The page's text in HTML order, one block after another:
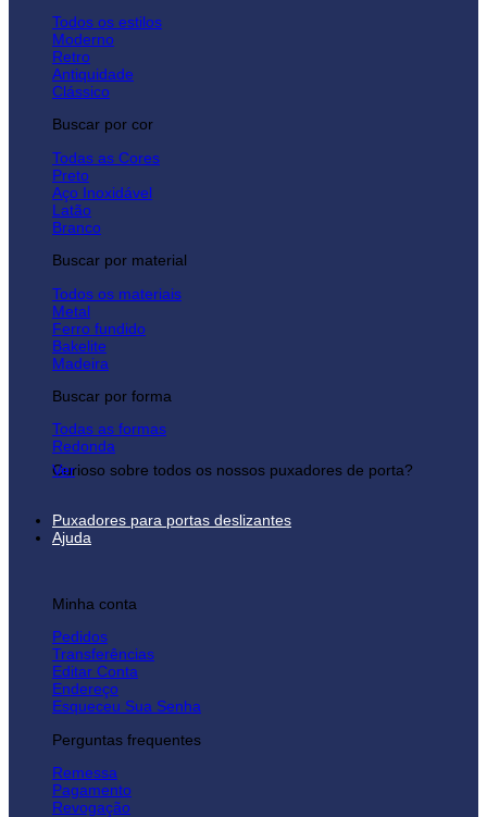
Todos os estilos
Moderno
Retro
Antiquidade
Clássico
Buscar por cor
Todas as Cores
Preto
Aço Inoxidável
Latão
Branco
Buscar por material
Todos os materiais
Metal
Ferro fundido
Bakelite
Madeira
Buscar por forma
Todas as formas
Redonda
Curioso sobre todos os nossos puxadores de porta?
Ver
Puxadores para portas deslizantes
Ajuda
Minha conta
Pedidos
Transferências
Editar Conta
Endereço
Esqueceu Sua Senha
Perguntas frequentes
Remessa
Pagamento
Revogação